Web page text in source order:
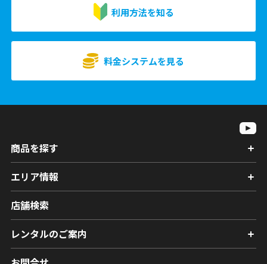
利用方法を知る
料金システムを見る
商品を探す
エリア情報
店舗検索
レンタルのご案内